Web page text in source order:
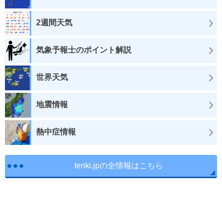
2週間天気
気象予報士のポイント解説
世界天気
地震情報
熱中症情報
tenki.jpの全情報はこちら